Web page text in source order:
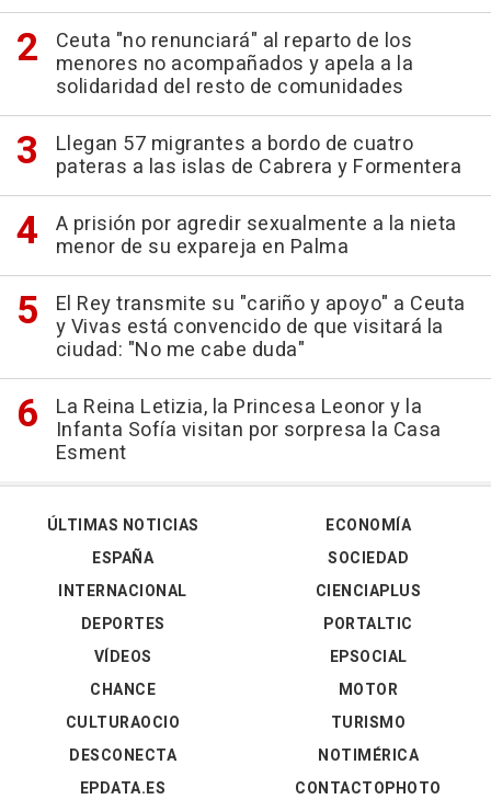
Ceuta "no renunciará" al reparto de los
menores no acompañados y apela a la
solidaridad del resto de comunidades
Llegan 57 migrantes a bordo de cuatro
pateras a las islas de Cabrera y Formentera
A prisión por agredir sexualmente a la nieta
menor de su expareja en Palma
El Rey transmite su "cariño y apoyo" a Ceuta
y Vivas está convencido de que visitará la
ciudad: "No me cabe duda"
La Reina Letizia, la Princesa Leonor y la
Infanta Sofía visitan por sorpresa la Casa
Esment
ÚLTIMAS NOTICIAS
ESPAÑA
INTERNACIONAL
DEPORTES
VÍDEOS
ECONOMÍA
SOCIEDAD
CIENCIAPLUS
PORTALTIC
EPSOCIAL
CHANCE
CULTURAOCIO
DESCONECTA
EPDATA.ES
MOTOR
TURISMO
NOTIMÉRICA
CONTACTOPHOTO